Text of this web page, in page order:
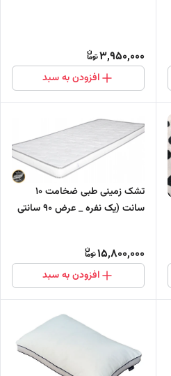
3,950,000
افزودن به سبد
تشک زمینی طبی ضخامت ۱۰
سانت (یک نفره _ عرض ۹۰ سانتی
15,800,000
افزودن به سبد